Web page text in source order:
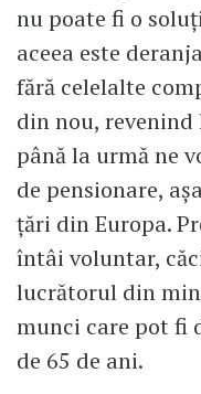
nu poate fi o
aceea este
fără celelalte
din nou,
până la urmă ne
de pensionare,
țări din Europa.
întâi voluntar,
lucrătorul din
munci care pot fi
de 65 de ani.